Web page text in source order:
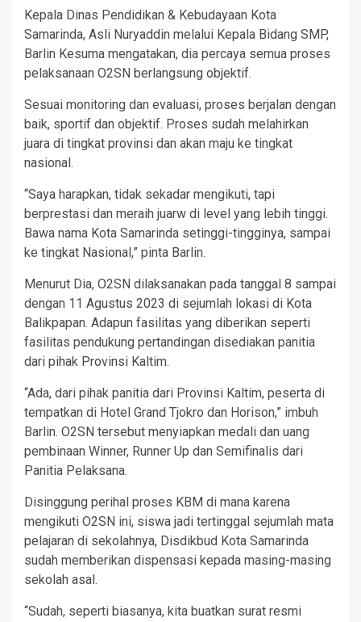
Kepala Dinas Pendidikan & Kebudayaan Kota
Samarinda, Asli Nuryaddin melalui Kepala Bidang SMP,
Barlin Kesuma mengatakan, dia percaya semua proses
pelaksanaan O2SN berlangsung objektif.
Sesuai monitoring dan evaluasi, proses berjalan dengan
baik, sportif dan objektif. Proses sudah melahirkan
juara di tingkat provinsi dan akan maju ke tingkat
nasional.
“Saya harapkan, tidak sekadar mengikuti, tapi
berprestasi dan meraih juarw di level yang lebih tinggi.
Bawa nama Kota Samarinda setinggi-tingginya, sampai
ke tingkat Nasional,” pinta Barlin.
Menurut Dia, O2SN dilaksanakan pada tanggal 8 sampai
dengan 11 Agustus 2023 di sejumlah lokasi di Kota
Balikpapan. Adapun fasilitas yang diberikan seperti
fasilitas pendukung pertandingan disediakan panitia
dari pihak Provinsi Kaltim.
“Ada, dari pihak panitia dari Provinsi Kaltim, peserta di
tempatkan di Hotel Grand Tjokro dan Horison,” imbuh
Barlin. O2SN tersebut menyiapkan medali dan uang
pembinaan Winner, Runner Up dan Semifinalis dari
Panitia Pelaksana.
Disinggung perihal proses KBM di mana karena
mengikuti O2SN ini, siswa jadi tertinggal sejumlah mata
pelajaran di sekolahnya, Disdikbud Kota Samarinda
sudah memberikan dispensasi kepada masing-masing
sekolah asal.
“Sudah, seperti biasanya, kita buatkan surat resmi